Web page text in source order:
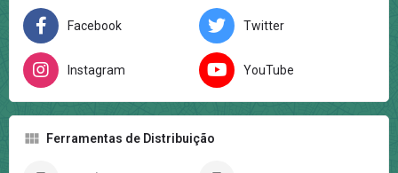
Facebook Twitter
Instagram YouTube
Ferramentas de Distribuição